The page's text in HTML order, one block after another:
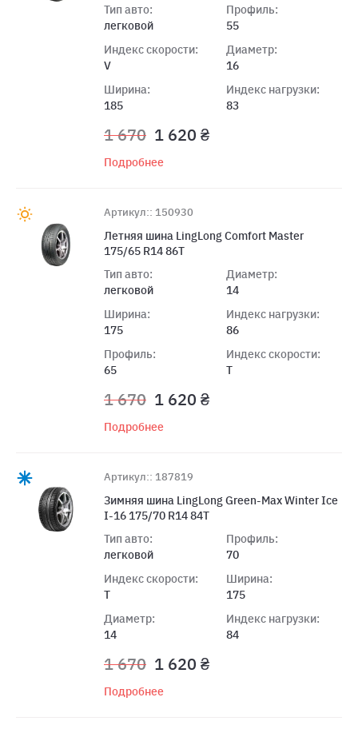
Тип авто:
легковой
Индекс скорости:
V
Ширина:
185
Профиль:
55
Диаметр:
16
Индекс нагрузки:
83
1 670 1 620 ₴
Подробнее
Артикул:: 150930
Летняя шина LingLong Comfort Master
175/65 R14 86T
Тип авто:
легковой
Ширина:
175
Профиль:
65
Диаметр:
14
Индекс нагрузки:
86
Индекс скорости:
T
1 670 1 620 ₴
Подробнее
Артикул:: 187819
Зимняя шина LingLong Green-Max Winter Ice
I-16 175/70 R14 84T
Тип авто:
легковой
Индекс скорости:
T
Диаметр:
14
Профиль:
70
Ширина:
175
Индекс нагрузки:
84
1 670 1 620 ₴
Подробнее